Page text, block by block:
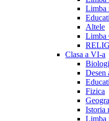
Limba
Altele
Limba
Clasa a VI-a
Desen
Fizica
Istoria
Limba